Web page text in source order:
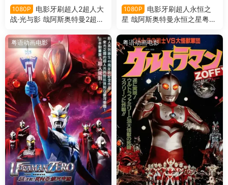
1080P
电影牙刷超人2超人大
战·光与影 哉阿斯奥特曼2超人
1080P
电影牙刷超人永恒之
星 哉阿斯奥特曼永恒之星粤语
粤语动画电影 粤语动画电影